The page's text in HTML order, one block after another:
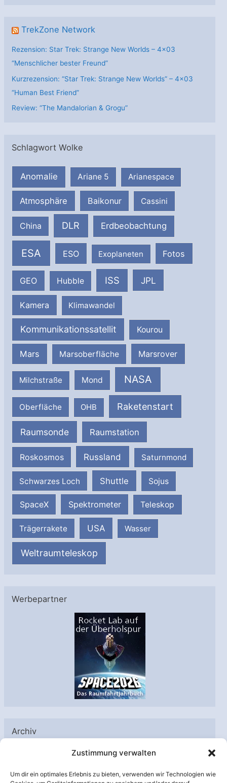
Zustimmung verwalten
Um dir ein optimales Erlebnis zu bieten, verwenden wir Technologien wie
TrekZone Network
Rezension: Star Trek: Strange New Worlds – 4×03
“Menschlicher bester Freund”
Kurzrezension: “Star Trek: Strange New Worlds” – 4×03
“Human Best Friend”
Review: “The Mandalorian & Grogu”
Schlagwort Wolke
Anomalie Ariane 5 Arianespace
Atmosphäre Baikonur Cassini
China DLR Erdbeobachtung
ESA ESO Exoplaneten Fotos
GEO Hubble ISS JPL
Kamera Klimawandel
Kommunikationssatellit Kourou
Mars Marsoberfläche Marsrover
Milchstraße Mond NASA
Oberfläche OHB Raketenstart
Raumsonde Raumstation
Roskosmos Russland Saturnmond
Schwarzes Loch Shuttle Sojus
SpaceX Spektrometer Teleskop
Trägerrakete USA Wasser
Weltraumteleskop
Werbepartner
Archiv
c